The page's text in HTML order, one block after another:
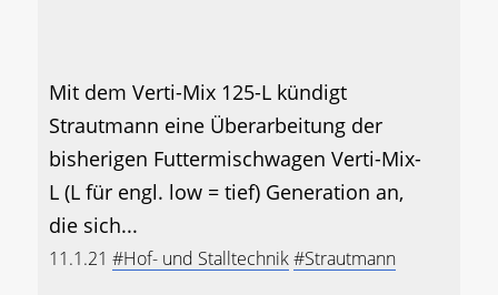
Mit dem Verti-Mix 125-L kündigt
Strautmann eine Überarbeitung der
bisherigen Futtermischwagen Verti-Mix-
L (L für engl. low = tief) Generation an,
die sich...
11.1.21 #Hof- und Stalltechnik#Strautmann